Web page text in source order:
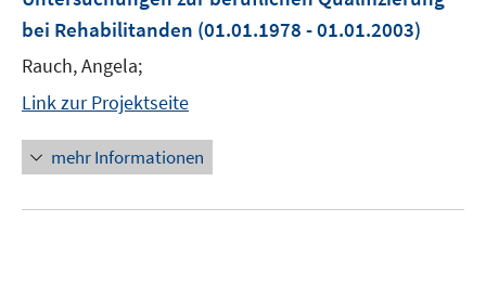
bei Rehabilitanden (01.01.1978 - 01.01.2003)
Rauch, Angela;
Link zur Projektseite
mehr Informationen